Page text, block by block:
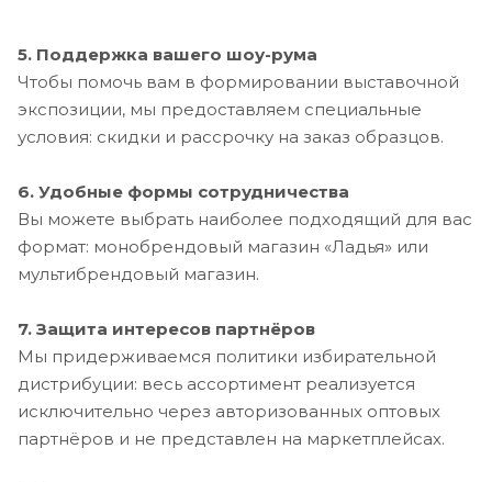
5. Поддержка вашего шоу-рума
Чтобы помочь вам в формировании выставочной
экспозиции, мы предоставляем специальные
условия: скидки и рассрочку на заказ образцов.
6. Удобные формы сотрудничества
Вы можете выбрать наиболее подходящий для вас
формат: монобрендовый магазин «Ладья» или
мультибрендовый магазин.
7. Защита интересов партнёров
Мы придерживаемся политики избирательной
дистрибуции: весь ассортимент реализуется
исключительно через авторизованных оптовых
партнёров и не представлен на маркетплейсах.